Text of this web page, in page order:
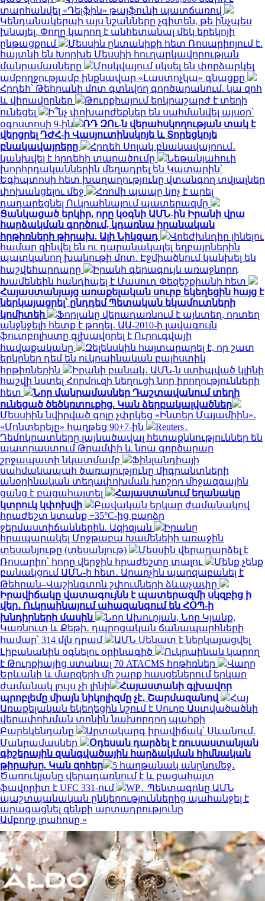
տարհանվել «Դելֆին» թայֆունի պատճառով
Կենդանակերպի այս նշանները չգիտեն, թե ինչպես
խնայել. Փողը կարող է անհետանալ մեկ երեկոյի
ընթացքում
Մեսսին ընտանիքի հետ Ռոսարիոյում է.
հայտնի են Խորխե Մեսսիի հուղարկավորության
մանրամասները
Մոսկվայում սկսել են փորձարկել
ամբողջությամբ ինքնավար «Լաստոչկա» գնացքը
Հրդեհ՝ Թեհրանի մոտ գտնվող գործարանում. կա զոհ
և վիրավորներ
Թուրքիայում երկրաշարժ է տեղի
ունեցել
Ի՞նչ փոխարժեքներ են սահմանվել այսօր՝
օգոստոսի 9-ին
ՌԴ ԶՈւ-ն վերահսկողության տակ է
վերցրել ԴԺՀ-ի Վասյուտինսկոյե և Տորեցկոյե
բնակավայրերը
Հրդեհ Սոլակ բնակավայրում․
կանխվել է հրդեհի տարածումը
Նեթանյահուի
խորհրդականներին մեղադրել են Կատարին՝
Եգիպտոսի հետ խաղաղությունը վտանգող տվյալներ
փոխանցելու մեջ
Հռոմի պապը կոչ է արել
դադարեցնել Ուկրաինայում պատերազմը
Ցանկացած երկիր, որը կօգնի ԱՄՆ-ին Իրանի վրա
հարձակման գործում, կդառնա իրանական
հրթիռների թիրախ. Ալի Նիկզադ
Վրեժխնդիր լինելու
համար զինվել են ու դարանակալել եղբայրներին
պատկանող խանութի մոտ. Էջմիածնում կանխել են
հաշվեհարդարը
Իրանի գերագույն առաջնորդ
Խամենեին հանդիպել է Մասուդ Փեզեշքիանի հետ
Հայաստանյայց առաքելական սուրբ եկեղեցին հայց է
ներկայացրել՝ ընդդեմ Պետական եկամուտների
կոմիտեի
Ֆորլանը վերադառնում է այնտեղ, որտեղ
անջնջելի հետք է թողել․ ԱԱ-2010-ի լավագույն
ֆուտբոլիստը գլխավորել է Ուրուգվայի
հավաքականը
Զելենսկին հայտարարել է, որ շատ
երկրներ դեմ են ուկրաինական բալիստիկ
հրթիռներին
Իրանի բանակ․ ԱՄՆ-ն ստիպված կլինի
հաշվի նստել Հորմուզի նեղուցի նոր իրողությունների
հետ
Նոր մանրամասներ Դաշտավանում տեղի
ունեցած ծեծկռտուքից. Կան ձերբակալվածներ
Մեսսիին նվիրված գոլը չփրկեց «Ինտեր Մայամիին»․
«Մոնտերեյը» հաղթեց 90+7-ին
Reuters․
Դեմոկրատները լայնածավալ հետաքննություններ են
պատրաստում Թրամփի և նրա գործարար
շրջապատի նկատմամբ
Ֆինլանդիայի
սահմանապահ ծառայությունը միգրանտների
անօրինական տեղափոխման խոշոր միջազգային
ցանց է բացահայտել
Հայաստանում եղանակը
կտրուկ կփոխվի
Բավական երկար ժամանակով
հրաժեշտ կտանք +35°C-ից բարձր
ջերմաստիճաններին. Ազիզյան
Իրանը
հրապարակել Մոջթաբա Խամենեիի առաջին
տեսանյութը (տեսանյութ)
Մեսսին վերադարձել է
Ռոսարիո՝ հորը վերջին հրաժեշտը տալու
Մենք չենք
բանակցում ԱՄՆ-ի հետ․ Արաղչին պարզաբանել է
Թեհրան–Վաշինգտոն շփումների ձևաչափը
Իրավիճակը վատագույնն է պատերազմի սկզբից ի
վեր․ Ուկրաինայում ահազանգում են ՀՕՊ-ի
խնդիրների մասին
Նոր Ախուրյան, Նոր Կյանք,
Կառնուտ և Քեթի․ դպրոցական ճանապարհների
համար՝ 314 մլն դրամ
ԱՄՆ Սենատ է ներկայացվել
Լիբանանին օգնելու օրինագիծ
Ուկրաինան կարող
է Թուրքիայից ստանալ 70 ATACMS հրթիռներ
Վաղը
Երևանի և մարզերի մի շարք հասցեներում երկար
ժամանակ լույս չի լինի
Հայաստանի գլխավոր
պրոբլեմը միայն նիկոլիզմը չէ․ Շարմազանով
Հայ
Առաքելական եկեղեցին նշում է Սուրբ Աստվածածնի
վերափոխման տոնին նախորդող պահքի
Բարեկենդանը
Արտակարգ իրավիճակ՝ Սևանում.
Մանրամասներ
Օդեսան դարձել է ռուսաստանյան
գիշերային զանգվածային հարձակման հիմնական
թիրախը. Կան զոհեր
5 հաղթանակ անընդմեջ․
Ծառուկյանը վերադառնում է և բացահայտ
ֆավորիտ է UFC 331-ում
WP․ Պենտագոնը ԱՄՆ
պաշտպանական ընկերություններից պահանջել է
արագացնել զենքի արտադրությունը
Ամբողջ լրահոսը »